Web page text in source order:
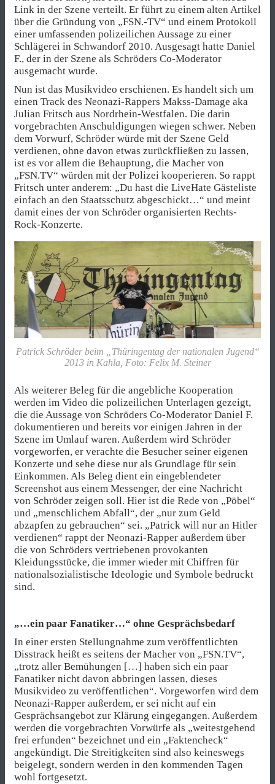
Link in der Szene verteilt. Er führt zu einem alten Artikel
über die Gründung von „FSN.-TV“ und einem Protokoll
einer umfassenden polizeilichen Aussage zu einer
Schlägerei in Schwandorf 2010. Ausgesagt hatte Daniel
F., der in der Szene als Schröders Co-Moderator
ausgemacht wurde.
Nun ist das Musikvideo erschienen. Es handelt sich um
einen Track des Neonazi-Rappers Makss-Damage aka
Julian Fritsch aus Nordrhein-Westfalen. Die darin
vorgebrachten Anschuldigungen wiegen schwer. Neben
dem Vorwurf, Schröder würde mit der Szene Geld
verdienen, ohne davon etwas zurückfließen zu lassen,
ist es vor allem die Behauptung, die Macher von
„FSN.TV“ würden mit der Polizei kooperieren. So rappt
Fritsch unter anderem: „Du hast die LiveHate Gästeliste
einfach an den Staatsschutz abgeschickt…“ und meint
damit eines der von Schröder organisierten Rechts-
Rock-Konzerte.
Patrick Schröder beim „Thüringentag der nationalen Jugend“
2013 in Kahla, Foto: Felix M. Steiner
Als weiterer Beleg für die angebliche Kooperation
werden im Video die polizeilichen Unterlagen gezeigt,
die die Aussage von Schröders Co-Moderator Daniel F.
dokumentieren und bereits vor einigen Jahren in der
Szene im Umlauf waren. Außerdem wird Schröder
vorgeworfen, er verachte die Besucher seiner eigenen
Konzerte und sehe diese nur als Grundlage für sein
Einkommen. Als Beleg dient ein eingeblendeter
Screenshot aus einem Messenger, der eine Nachricht
von Schröder zeigen soll. Hier ist die Rede von „Pöbel“
und „menschlichem Abfall“, der „nur zum Geld
abzapfen zu gebrauchen“ sei. „Patrick will nur an Hitler
verdienen“ rappt der Neonazi-Rapper außerdem über
die von Schröders vertriebenen provokanten
Kleidungsstücke, die immer wieder mit Chiffren für
nationalsozialistische Ideologie und Symbole bedruckt
sind.
„…ein paar Fanatiker…“ ohne Gesprächsbedarf
In einer ersten Stellungnahme zum veröffentlichten
Disstrack heißt es seitens der Macher von „FSN.TV“,
„trotz aller Bemühungen […] haben sich ein paar
Fanatiker nicht davon abbringen lassen, dieses
Musikvideo zu veröffentlichen“. Vorgeworfen wird dem
Neonazi-Rapper außerdem, er sei nicht auf ein
Gesprächsangebot zur Klärung eingegangen. Außerdem
werden die vorgebrachten Vorwürfe als „weitestgehend
frei erfunden“ bezeichnet und ein „Faktencheck“
angekündigt. Die Streitigkeiten sind also keineswegs
beigelegt, sondern werden in den kommenden Tagen
wohl fortgesetzt.